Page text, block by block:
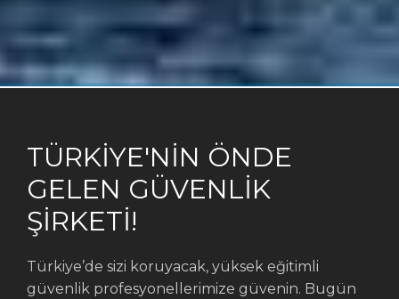
TÜRKİYE'NİN ÖNDE
GELEN GÜVENLİK
ŞİRKETİ!
Türkiye’de sizi koruyacak, yüksek eğitimli
güvenlik profesyonellerimize güvenin. Bugün